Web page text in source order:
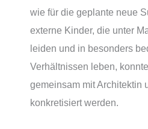
wie für die geplante neue
externe Kinder, die unter
leiden und in besonders
Verhältnissen leben,
gemeinsam mit Architektin
konkretisiert werden.